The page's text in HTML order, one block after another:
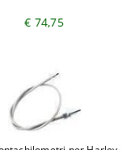
€ 74,75